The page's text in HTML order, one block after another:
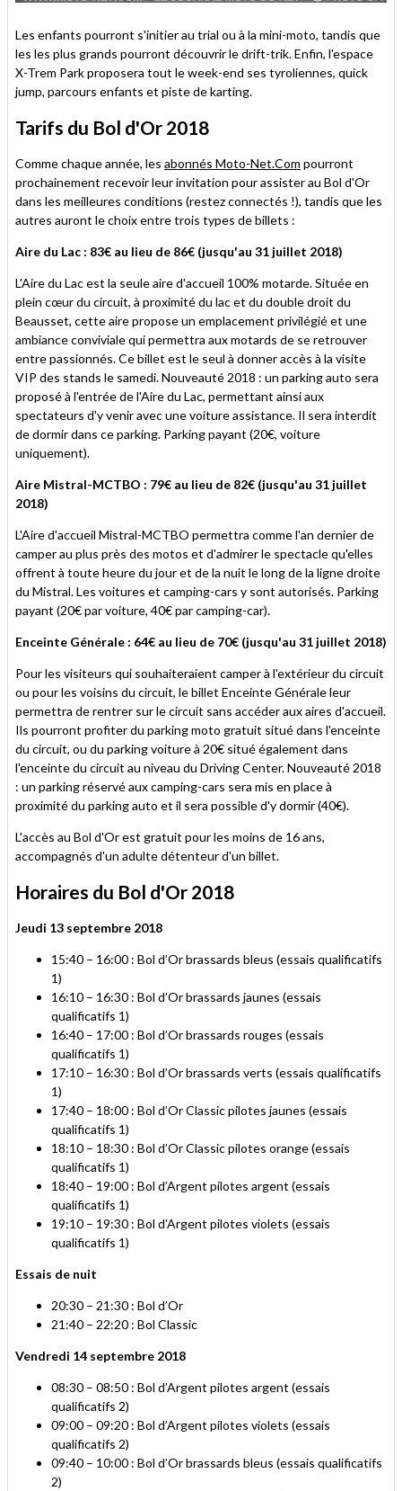
Les enfants pourront s'initier au trial ou à la mini-moto, tandis que
les les plus grands pourront découvrir le drift-trik. Enfin, l'espace
X-Trem Park proposera tout le week-end ses tyroliennes, quick
jump, parcours enfants et piste de karting.
Tarifs du Bol d'Or 2018
Comme chaque année, les abonnés Moto-Net.Com pourront
prochainement recevoir leur invitation pour assister au Bol d'Or
dans les meilleures conditions (restez connectés !), tandis que les
autres auront le choix entre trois types de billets :
Aire du Lac : 83€ au lieu de 86€ (jusqu'au 31 juillet 2018)
L'Aire du Lac est la seule aire d'accueil 100% motarde. Située en
plein cœur du circuit, à proximité du lac et du double droit du
Beausset, cette aire propose un emplacement privilégié et une
ambiance conviviale qui permettra aux motards de se retrouver
entre passionnés. Ce billet est le seul à donner accès à la visite
VIP des stands le samedi. Nouveauté 2018 : un parking auto sera
proposé à l'entrée de l'Aire du Lac, permettant ainsi aux
spectateurs d'y venir avec une voiture assistance. Il sera interdit
de dormir dans ce parking. Parking payant (20€, voiture
uniquement).
Aire Mistral-MCTBO : 79€ au lieu de 82€ (jusqu'au 31 juillet
2018)
L'Aire d'accueil Mistral-MCTBO permettra comme l'an dernier de
camper au plus près des motos et d'admirer le spectacle qu'elles
offrent à toute heure du jour et de la nuit le long de la ligne droite
du Mistral. Les voitures et camping-cars y sont autorisés. Parking
payant (20€ par voiture, 40€ par camping-car).
Enceinte Générale : 64€ au lieu de 70€ (jusqu'au 31 juillet 2018)
Pour les visiteurs qui souhaiteraient camper à l'extérieur du circuit
ou pour les voisins du circuit, le billet Enceinte Générale leur
permettra de rentrer sur le circuit sans accéder aux aires d'accueil.
Ils pourront profiter du parking moto gratuit situé dans l'enceinte
du circuit, ou du parking voiture à 20€ situé également dans
l'enceinte du circuit au niveau du Driving Center. Nouveauté 2018
: un parking réservé aux camping-cars sera mis en place à
proximité du parking auto et il sera possible d'y dormir (40€).
L'accès au Bol d'Or est gratuit pour les moins de 16 ans,
accompagnés d'un adulte détenteur d'un billet.
Horaires du Bol d'Or 2018
Jeudi 13 septembre 2018
15:40 – 16:00 : Bol d’Or brassards bleus (essais qualificatifs
1)
16:10 – 16:30 : Bol d’Or brassards jaunes (essais
qualificatifs 1)
16:40 – 17:00 : Bol d’Or brassards rouges (essais
qualificatifs 1)
17:10 – 16:30 : Bol d’Or brassards verts (essais qualificatifs
1)
17:40 – 18:00 : Bol d’Or Classic pilotes jaunes (essais
qualificatifs 1)
18:10 – 18:30 : Bol d’Or Classic pilotes orange (essais
qualificatifs 1)
18:40 – 19:00 : Bol d’Argent pilotes argent (essais
qualificatifs 1)
19:10 – 19:30 : Bol d’Argent pilotes violets (essais
qualificatifs 1)
Essais de nuit
20:30 – 21:30 : Bol d’Or
21:40 – 22:20 : Bol Classic
Vendredi 14 septembre 2018
08:30 – 08:50 : Bol d’Argent pilotes argent (essais
qualificatifs 2)
09:00 – 09:20 : Bol d’Argent pilotes violets (essais
qualificatifs 2)
09:40 – 10:00 : Bol d’Or brassards bleus (essais qualificatifs
2)